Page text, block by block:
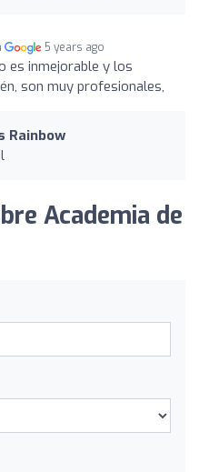
5 years ago
es inmejorable y los
son muy profesionales,
Rainbow
Academia de